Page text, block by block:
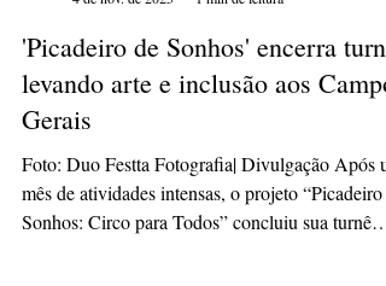
4 de nov. de 2025
1 min de leitura
'Picadeiro de Sonhos' encerra turnê
levando arte e inclusão aos
Gerais
Foto: Duo Festta Fotografia| Divulgação Após
mês de atividades intensas, o projeto “Picadeiro